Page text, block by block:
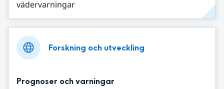
vädervarningar
Forskning och utveckling
Prognoser och varningar